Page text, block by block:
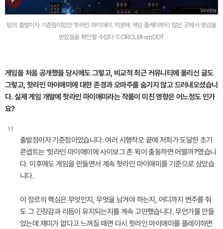
팀의 출발이자 기준점이었던 핫라인 마이애미. 덕분에 게임 플레이부터 많은 곳에서 영감을
받았음을 확인할 수있다 ©CIRCLEfromDOT
게임을 처음 공개했을 당시에도 그렇고, 비교적 최근 커뮤니티에 올리신 글도
그렇고, 핫라인 마이애미에 대한 존경과 오마주를 숨기지 않고 드러내오셨습니
다. 실제 게임 개발에 핫라인 마이애미라는 작품이 미친 영향은 어느정도 인가
요?
"
출발점이자 기준점이었습니다. 여러 시행착오 끝에 저희가 도달한 초기
콘셉트는 '핫라인 마이애미에 사이보그 존 윅이 출동하면 어떨까?'였습니
다. 이후에도 게임을 만들면서 계속 핫라인 마이애미를 기준으로 삼았습
니다.
이 장르의 핵심은 무엇인지, 무엇을 남겨야 하는지, 어디까지 변주를 줘
도 그 긴장감과 리듬이 유지되는지를 계속 고민했습니다. 무언가를 만들
었는데 재미가 없다고 느껴질 때면 다시 핫라인 마이애미를 플레이하면